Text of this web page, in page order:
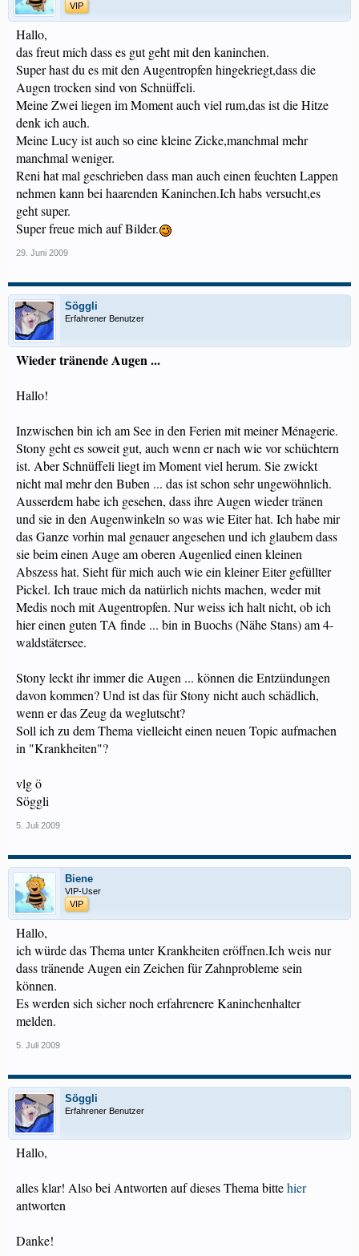
VIP
Hallo,
das freut mich dass es gut geht mit den kaninchen.
Super hast du es mit den Augentropfen hingekriegt,dass die
Augen trocken sind von Schnüffeli.
Meine Zwei liegen im Moment auch viel rum,das ist die Hitze
denk ich auch.
Meine Lucy ist auch so eine kleine Zicke,manchmal mehr
manchmal weniger.
Reni hat mal geschrieben dass man auch einen feuchten Lappen
nehmen kann bei haarenden Kaninchen.Ich habs versucht,es
geht super.
Super freue mich auf Bilder.
29. Juni 2009
Söggli
Erfahrener Benutzer
Wieder tränende Augen ...
Hallo!
Inzwischen bin ich am See in den Ferien mit meiner Ménagerie.
Stony geht es soweit gut, auch wenn er nach wie vor schüchtern
ist. Aber Schnüffeli liegt im Moment viel herum. Sie zwickt
nicht mal mehr den Buben ... das ist schon sehr ungewöhnlich.
Ausserdem habe ich gesehen, dass ihre Augen wieder tränen
und sie in den Augenwinkeln so was wie Eiter hat. Ich habe mir
das Ganze vorhin mal genauer angesehen und ich glaubem dass
sie beim einen Auge am oberen Augenlied einen kleinen
Abszess hat. Sieht für mich auch wie ein kleiner Eiter gefüllter
Pickel. Ich traue mich da natürlich nichts machen, weder mit
Medis noch mit Augentropfen. Nur weiss ich halt nicht, ob ich
hier einen guten TA finde ... bin in Buochs (Nähe Stans) am 4-
waldstätersee.
Stony leckt ihr immer die Augen ... können die Entzündungen
davon kommen? Und ist das für Stony nicht auch schädlich,
wenn er das Zeug da weglutscht?
Soll ich zu dem Thema vielleicht einen neuen Topic aufmachen
in "Krankheiten"?
vlg ö
Söggli
5. Juli 2009
Biene
VIP-User
VIP
Hallo,
ich würde das Thema unter Krankheiten eröffnen.Ich weis nur
dass tränende Augen ein Zeichen für Zahnprobleme sein
können.
Es werden sich sicher noch erfahrenere Kaninchenhalter
melden.
5. Juli 2009
Söggli
Erfahrener Benutzer
Hallo,
alles klar! Also bei Antworten auf dieses Thema bittehier
antworten
Danke!